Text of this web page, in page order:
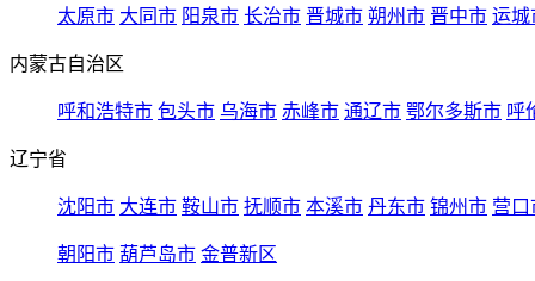
太原市 大同市 阳泉市 长治市 晋城市 朔州市 晋中市 运城
内蒙古自治区
呼和浩特市 包头市 乌海市 赤峰市 通辽市 鄂尔多斯市 呼
辽宁省
沈阳市 大连市 鞍山市 抚顺市 本溪市 丹东市 锦州市 营口
朝阳市 葫芦岛市 金普新区